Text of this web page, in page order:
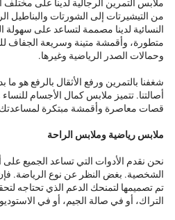
ملابس التمرين الرجالية لدينا على
من التيشيرتات إلى الشورتات والبناطيل
النسائية لدينا مصممة لتساعد على سهولة
متطورة، وأقمشة متينة وسريعة الجفاف
وحمالات الصدر الرياضية وغيرها.
شغفنا بالتمرين ورفع الأثقال بالرفع هو ما
أصالتنا. تتميز ملابس كمال الأجسام
قصات معاصرة وأقمشة مبتكرة
ملابس رياضية وملابس الراحة
نحن نقدم الأدوات التي تساعد الجميع
الشخصية. بغض النظر عن نوع الرياضة.
تم تصميمها لتمنحك الدعم الذي تحتاجه
التراك، أو في صالة الجيم، أو في